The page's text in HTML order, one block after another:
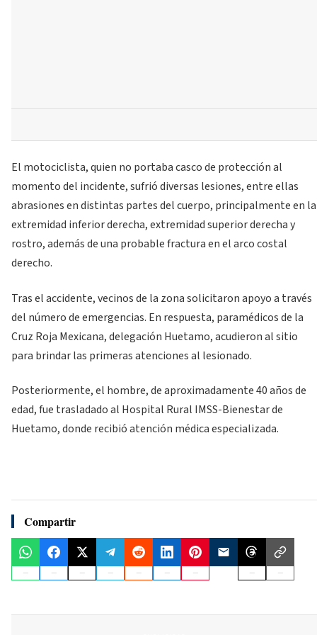
El motociclista, quien no portaba casco de protección al
momento del incidente, sufrió diversas lesiones, entre ellas
abrasiones en distintas partes del cuerpo, principalmente en la
extremidad inferior derecha, extremidad superior derecha y
rostro, además de una probable fractura en el arco costal
derecho.
Tras el accidente, vecinos de la zona solicitaron apoyo a través
del número de emergencias. En respuesta, paramédicos de la
Cruz Roja Mexicana, delegación Huetamo, acudieron al sitio
para brindar las primeras atenciones al lesionado.
Posteriormente, el hombre, de aproximadamente 40 años de
edad, fue trasladado al Hospital Rural IMSS-Bienestar de
Huetamo, donde recibió atención médica especializada.
Compartir